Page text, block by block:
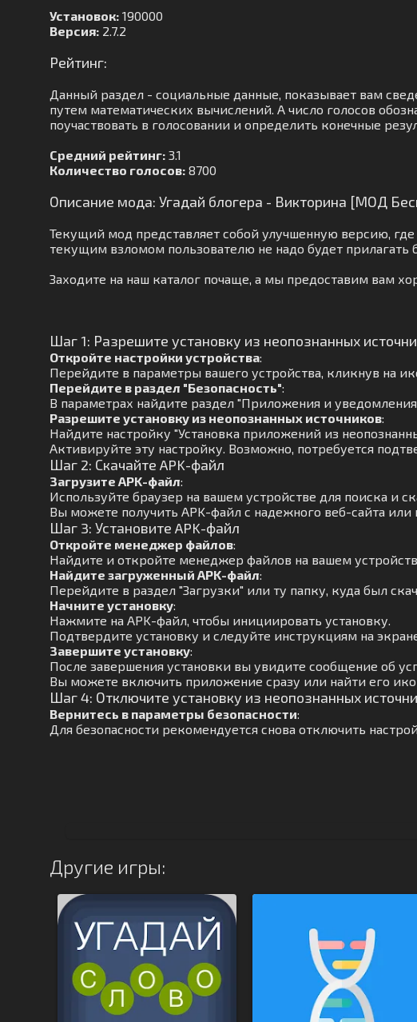
Установок: 190000
Версия: 2.7.2
Рейтинг:
Данный раздел - социальные данные, показывает вам
путем математических вычислений. А число голосов
поучаствовать в голосовании и определить конечные
Средний рейтинг: 3.1
Количество голосов: 8700
Описание мода: Угадай блогера - Викторина [МОД
Текущий мод представляет собой улучшенную версию,
текущим взломом пользователю не надо будет
Заходите на наш каталог почаще, а мы предоставим вам
Шаг 1: Разрешите установку из неопознанных
Откройте настройки устройства:
Перейдите в параметры вашего устройства, кликнув на
Перейдите в раздел "Безопасность":
В параметрах найдите раздел "Приложения и
Разрешите установку из неопознанных источников:
Найдите настройку "Установка приложений из
Активируйте эту настройку. Возможно, потребуется
Шаг 2: Скачайте APK-файл
Загрузите APK-файл:
Используйте браузер на вашем устройстве для поиска и
Вы можете получить APK-файл с надежного веб-сайта
Шаг 3: Установите APK-файл
Откройте менеджер файлов:
Найдите и откройте менеджер файлов на вашем
Найдите загруженный APK-файл:
Перейдите в раздел "Загрузки" или ту папку, куда был
Начните установку:
Нажмите на APK-файл, чтобы инициировать установку.
Подтвердите установку и следуйте инструкциям на
Завершите установку:
После завершения установки вы увидите сообщение об
Вы можете включить приложение сразу или найти его
Шаг 4: Отключите установку из неопознанных
Вернитесь в параметры безопасности:
Для безопасности рекомендуется снова отключить
Другие игры: